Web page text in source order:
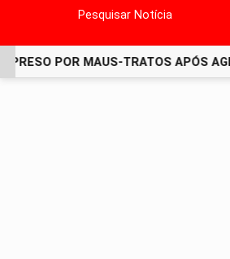
Pesquisar Notícia
POR MAUS-TRATOS APÓS